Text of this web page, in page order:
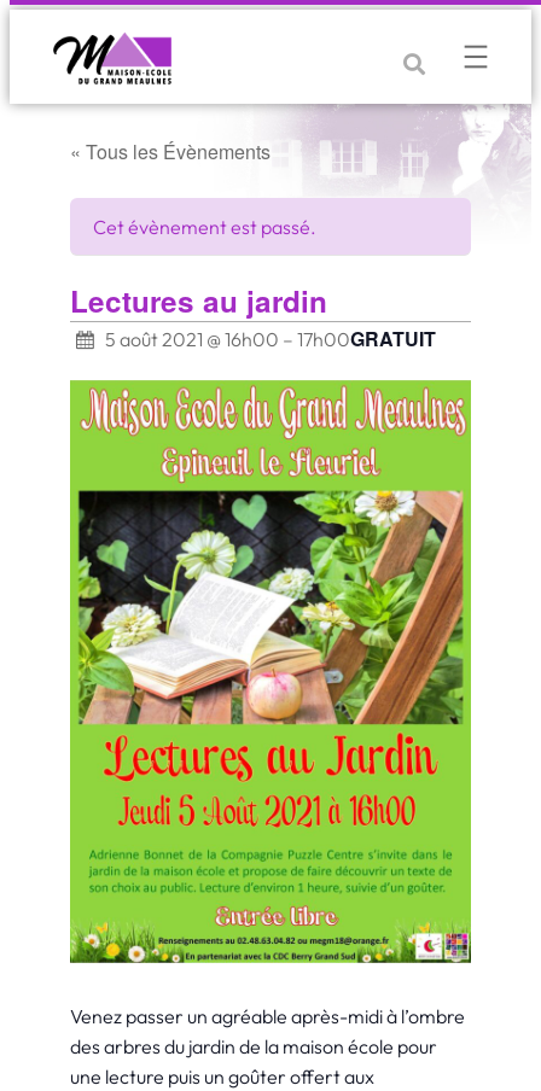
« Tous les Évènements
Cet évènement est passé.
Lectures au jardin
5 août 2021 @ 16h00 – 17h00GRATUIT
Venez passer un agréable après-midi à l’ombre
des arbres du jardin de la maison école pour
une lecture puis un goûter offert aux